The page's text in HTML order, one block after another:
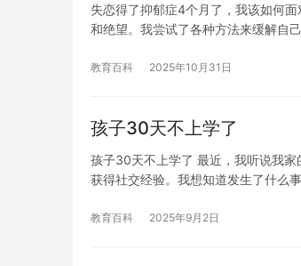
失恋得了抑郁症4个月了，我该如何
和绝望。我尝试了各种方法来缓解自
教育百科 2025年10月31日
孩子30天不上学了
孩子30天不上学了 最近，我听说我
获得社交经验。我想知道发生了什么
教育百科 2025年9月2日